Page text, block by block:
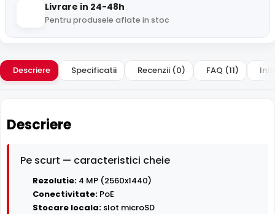
Livrare in 24-48h
Pentru produsele aflate in stoc
Descriere Specificatii Recenzii (0) FAQ (11)
Descriere
Pe scurt — caracteristici cheie
Rezolutie: 4 MP (2560x1440)
Conectivitate: PoE
Stocare locala: slot microSD